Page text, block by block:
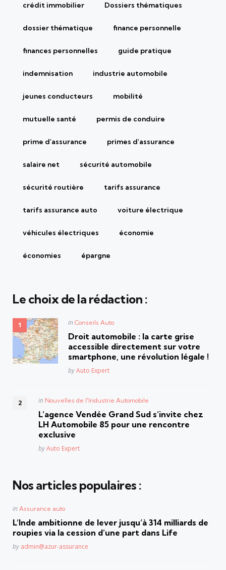
crédit immobilier Dossiers thématiques
dossier thématique finance personnelle
finances personnelles guide pratique
indemnisation industrie automobile
jeunes conducteurs mobilité
mutuelle santé permis de conduire
prime d'assurance primes d'assurance
salaire net sécurité automobile
sécurité routière tarifs assurance
tarifs assurance auto voiture électrique
véhicules électriques économie
économies épargne
Le choix de la rédaction :
Posted
in Conseils Auto
Droit automobile : la carte grise
accessible directement sur votre
smartphone, une révolution légale !
Posted
byAuto Expert
Posted
in Nouvelles de l'Industrie Automobile
L’agence Vendée Grand Sud s’invite chez
LH Automobile 85 pour une rencontre
exclusive
Posted
byAuto Expert
Nos articles populaires :
Posted
in Assurance auto
L’Inde ambitionne de lever jusqu’à 314 milliards de
roupies via la cession d’une part dans Life
Posted
by admin@azur-assurance